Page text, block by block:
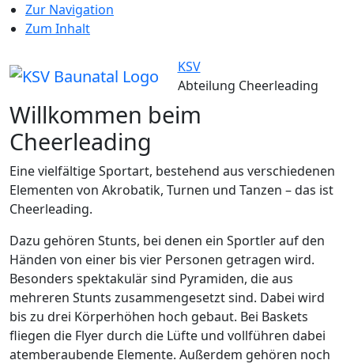
Zur Navigation
Zum Inhalt
KSV
Abteilung Cheerleading
Willkommen beim
Cheerleading
Eine vielfältige Sportart, bestehend aus verschiedenen
Elementen von Akrobatik, Turnen und Tanzen – das ist
Cheerleading.
Dazu gehören Stunts, bei denen ein Sportler auf den
Händen von einer bis vier Personen getragen wird.
Besonders spektakulär sind Pyramiden, die aus
mehreren Stunts zusammengesetzt sind. Dabei wird
bis zu drei Körperhöhen hoch gebaut. Bei Baskets
fliegen die Flyer durch die Lüfte und vollführen dabei
atemberaubende Elemente. Außerdem gehören noch